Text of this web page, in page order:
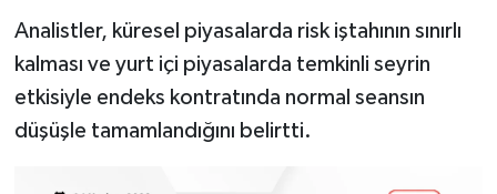
Analistler, küresel piyasalarda risk iştahının sınırlı
kalması ve yurt içi piyasalarda temkinli seyrin
etkisiyle endeks kontratında normal seansın
düşüşle tamamlandığını belirtti.